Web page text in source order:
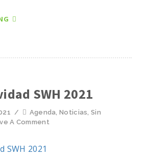
SWH 2021
/ Agenda,Noticias,Sin
A Comment